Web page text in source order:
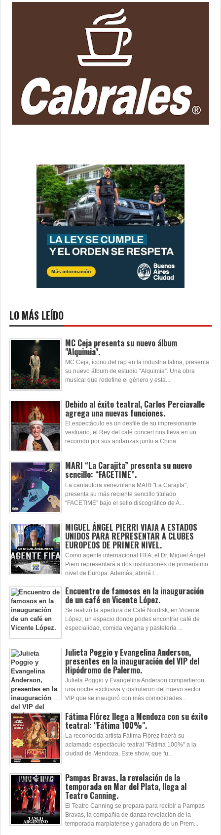
LO MÁS LEÍDO
MC Ceja presenta su nuevo álbum
"Alquimia".
MC Ceja, ícono del rap en la industria latina, presenta
su nuevo álbum de estudio “Alquimia”. Una obra
musical que redefine el género y esta...
Debido al éxito teatral, Carlos Perciavalle
agrega una nuevas funciones.
El espectáculo es un desfile de su impresionante
vestuario, el Rey del café concert nos lleva en un
recorrido por sus andanzas junto a China...
MARI “La Carajita” presenta su nuevo
sencillo: “FACETIME”.
La cantautora venezolana MARI "La Carajita",
presenta su más reciente sencillo titulado
“FACETIME” bajo el sello discográfico de A...
MIGUEL ÁNGEL PIERRI VIAJA A ESTADOS
UNIDOS PARA REPRESENTAR A CLUBES
EUROPEOS DE PRIMER NIVEL.
Como agente internacional FIFA, el Dr. Miguel Ángel
Pierri representará a dos instituciones de primerísimo
nivel de Europa. Además, abrirá l...
Encuentro de famosos en la inauguración
de un café en Vicente López.
Se realizó la apertura de Café Nordisk, en Vicente
López, un espacio donde podes encontrar café de
especialidad, comida vegana y pastelería ...
Julieta Poggio y Evangelina Anderson,
presentes en la inauguración del VIP del
Hipódromo de Palermo.
Julieta Poggio y Evangelina Anderson compartieron
una noche exclusiva y disfrutaron del nuevo sector
VIP que se inauguró con más comodidades...
Fátima Flórez llega a Mendoza con su éxito
teatral: "Fátima 100%".
La reconocida artista Fátima Flórez traerá su
aclamado espectáculo teatral "Fátima 100%" a la
ciudad de Mendoza. Este show, que fu...
Pampas Bravas, la revelación de la
temporada en Mar del Plata, llega al
Teatro Canning.
El Teatro Canning se prepara para recibir a Pampas
Bravas, la compañía de danza revelación de la
temporada marplatense y ganadora de un Prem...